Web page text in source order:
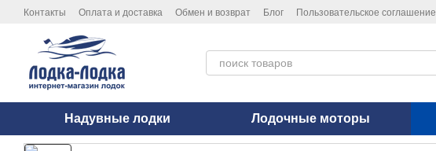
Перейти к основному контенту
Контакты Оплата и доставка Обмен и возврат Блог Пользовательское соглашение
Надувные лодки Лодочные моторы